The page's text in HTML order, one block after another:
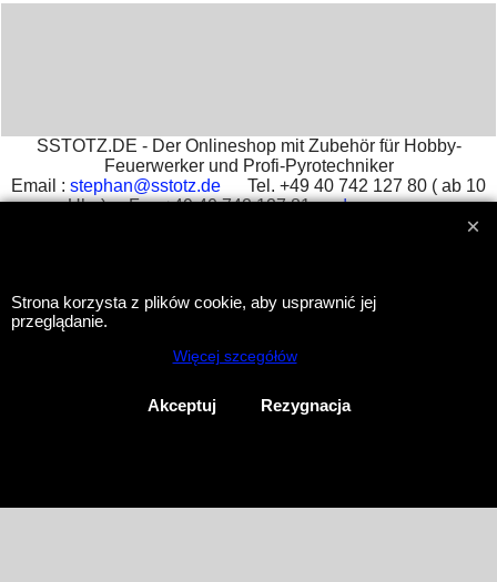
SSTOTZ.DE - Der Onlineshop mit Zubehör für Hobby-
Feuerwerker und Profi-Pyrotechniker
Email : stephan@sstotz.de Tel. +49 40 742 127 80 ( ab 10
Uhr ) Fax +49 40 742 127 81 -Impressum
ShopFactory eCommerce
software was used.
Strona korzysta z plików cookie, aby usprawnić jej
przeglądanie.
Więcej szcegółów
Akceptuj Rezygnacja